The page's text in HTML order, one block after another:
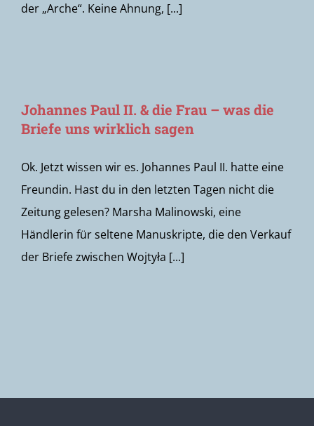
der „Arche“. Keine Ahnung, [...]
Johannes Paul II. & die Frau – was die
Briefe uns wirklich sagen
Ok. Jetzt wissen wir es. Johannes Paul II. hatte eine
Freundin. Hast du in den letzten Tagen nicht die
Zeitung gelesen? Marsha Malinowski, eine
Händlerin für seltene Manuskripte, die den Verkauf
der Briefe zwischen Wojtyła [...]